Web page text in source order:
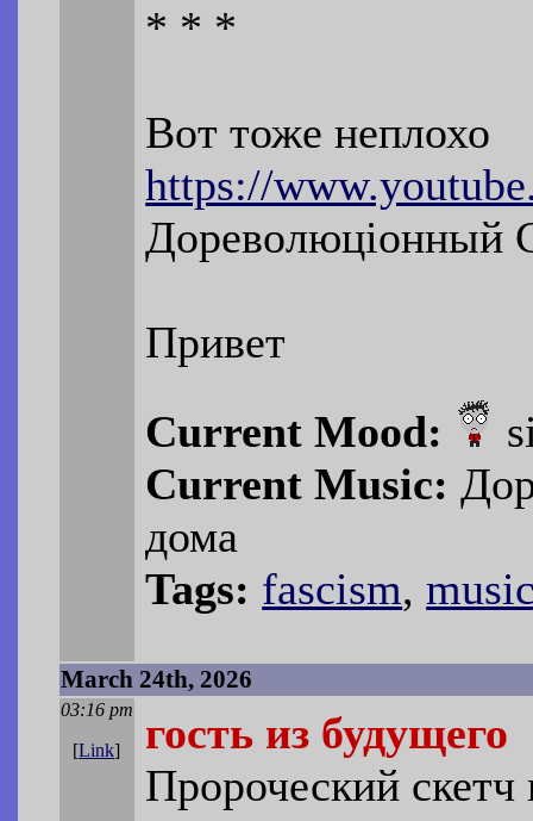
* * *
Вот тоже неплохо
https://
Дореволюцiонный
Привет
Current Mood:
Current Music:
дома
Tags: fascism,
March 24th, 2026
03:16 pm
[Link]
гость из будущего
Пророческий